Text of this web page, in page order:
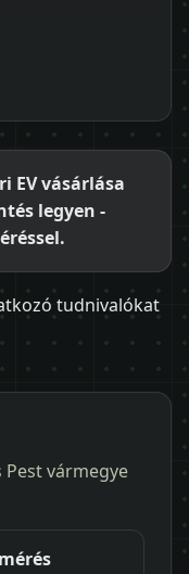
EV vásárlása
legyen -
tudnivalókat
Pest vármegye